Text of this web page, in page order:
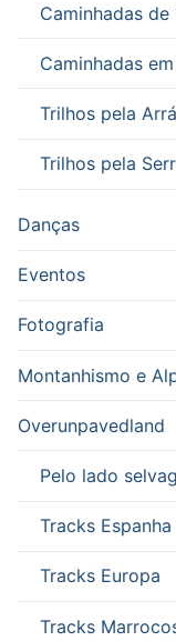
Caminhadas de
Caminhadas
Trilhos pela
Trilhos pela
Danças
Eventos
Fotografia
Montanhismo e
Overunpavedland
Pelo lado
Tracks Espanha
Tracks Europa
Tracks